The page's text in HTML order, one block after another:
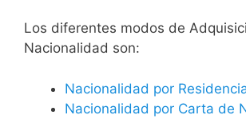
​​​Los diferentes modos de
Nacionalidad son:
Nacionalidad por
Nacionalidad por Carta de